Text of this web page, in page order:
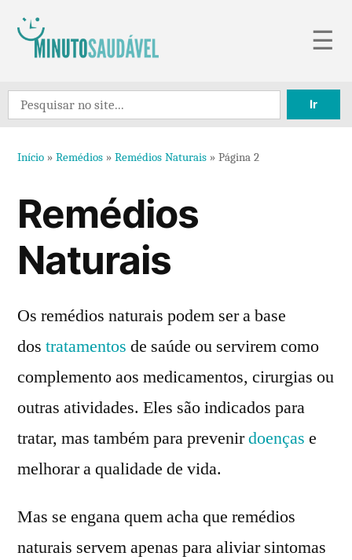
Pular
para
conteúdo
☰
Search
for:
Início » Remédios » Remédios Naturais » Página 2
Remédios
Naturais
Os remédios naturais podem ser a base
dos tratamentos de saúde ou servirem como
complemento aos medicamentos, cirurgias ou
outras atividades. Eles são indicados para
tratar, mas também para prevenirdoenças e
melhorar a qualidade de vida.
Mas se engana quem acha que remédios
naturais servem apenas para aliviar sintomas